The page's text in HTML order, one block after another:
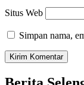
Situs Web
Simpan nama,